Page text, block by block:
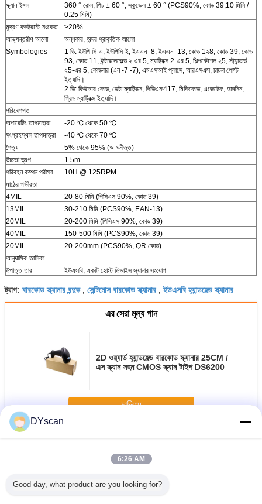
স্ক্যান ইঙ্গল
360 ° রোল, পিচ ± 60 °, স্কুভেল ± 60 ° (PCS90%, কোড 39,10 মিলি /
0.25 মিমি)
মুদ্রণ কনট্রাস্ট সংকেত
≥20%
আভ্যন্তরীণ আলো
অন্ধকার, অন্দর প্রাকৃতিক আলো
Symbologies
1 ডি: ইউপি সি-এ, ইউপিসি-ই, ইএএন -8, ইএএন -13, কোড 1২8, কোড 39, কোড
93, কোড 11, ইন্টারলেভেল্ড ২ এর 5, ম্যাট্রিক্স 2-এর 5, শিল্পকৌশল ২5, স্ট্যান্ডার্ড
২5-এর 5, কোডবার (এন -7 -7), এমএসআই প্লাসে, আরএসএস, চায়না পোস্ট
ইত্যাদি।
2 ডি: কিউআর কোড, ডেটা ম্যাট্রিক্স, পিডিএফ417, মিকিকোড, এজেটেক, হানসিন,
গ্রিড ম্যাট্রিক্স ইত্যাদি।
পরিবেশগত
অপারেটিং তাপমাত্রা
-20 ℃ থেকে 50 ℃
সংগ্রহস্থল তাপমাত্রা
-40 ℃ থেকে 70 ℃
শৈত্য
5% থেকে 95% (অ-ঘনীভূত)
উচ্চতা ড্রপ
1.5m
পরিবহন কম্পন পরীক্ষা
10H @ 125RPM
মাঠের গভীরতা
4MIL
20-80 মিমি (পিসিএস 90%, কোড 39)
13MIL
30-210 মিমি (PCS90%, EAN-13)
20MIL
20-200 মিমি (পিসিএস 90%, কোড 39)
40MIL
150-500 মিমি (PCS90%, কোড 39)
20MIL
20-200mm (PCS90%, QR কোড)
আনুষাঙ্গিক তালিকা
উপাত্ত তার
ইউএসবি, একটি হোস্ট ডিভাইস স্ক্যানার সংযোগ
ট্যাগ: বারকোড স্ক্যানার বন্দুক, সেন্টিমোস বারকোড স্ক্যানার ,ইউএসবি হ্যান্ডহেল্ড স্ক্যানার
এর সেরা মূল্য পান
2D ওয়্যার্ড হ্যান্ডহেল্ড বারকোড স্ক্যানার 25CM /
এস স্ক্যান সহন CMOS স্ক্যান টাইপ DS6200
চালিয়ে
অধিকহাতেধরা ক্যামেরায় তোলা চলচ্চিত্র বারকোড স্ক্যানার
DYscan
6:26 AM
Good day, what product are you looking for?